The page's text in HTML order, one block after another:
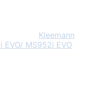
Kleemann
MS952i EVO